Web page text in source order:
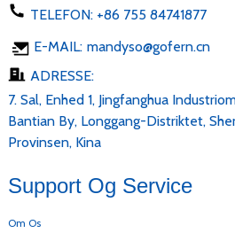
TELEFON: +86 755 84741877
E-MAIL: mandyso@gofern.cn
ADRESSE:
7. Sal, Enhed 1, Jingfanghua
Bantian By, Longgang-Distriktet,
Provinsen, Kina
Support Og Service
Om Os